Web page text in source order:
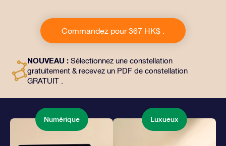
Ce cadeau comprend une belle enveloppe et des
documents personnalisés envoyés à l’adresse de votre
choix, ainsi que des documents numériques et
façon magique d’offrir un cadeau éternel à vos amis et
à vos proches.
Commandez pour 367 HK$ .
NOUVEAU : Sélectionnez une constellation
gratuitement & recevez un PDF de constellation
GRATUIT .
Numérique Luxueux